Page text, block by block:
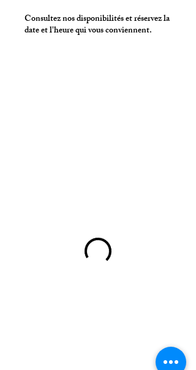
Consultez nos disponibilités et réservez la
date et l'heure qui vous conviennent.